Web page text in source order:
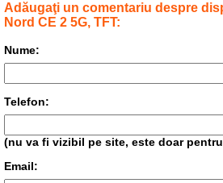
Adăugaţi un comentariu despre
Nord CE 2 5G, TFT:
Nume:
Telefon:
(nu va fi vizibil pe site, este doar
Email: